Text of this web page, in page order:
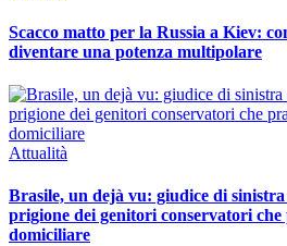
Scacco matto per la Russia a Kiev:
diventare una potenza multipolare
Attualità
Brasile, un dejà vu: giudice di
prigione dei genitori conservatori
domiciliare